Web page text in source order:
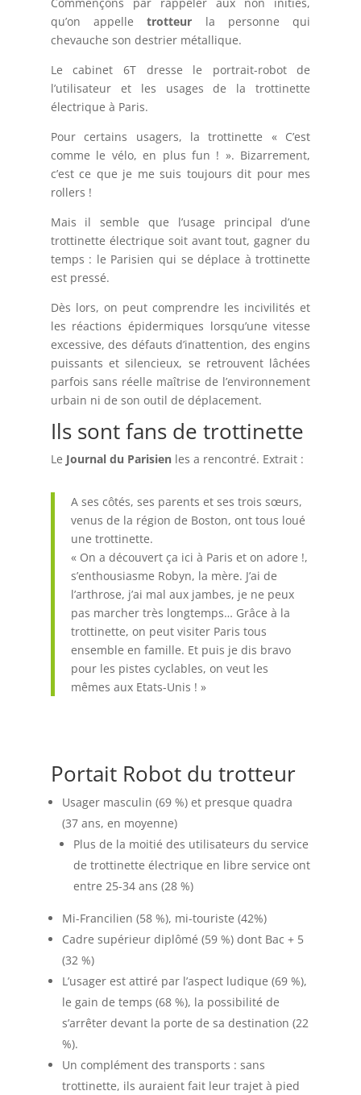
qu’on appelletrotteur la personne qui
chevauche son destrier métallique.
Le cabinet 6T dresse le portrait-robot de
l’utilisateur et les usages de la trottinette
électrique à Paris.
Pour certains usagers, la trottinette « C’est
comme le vélo, en plus fun ! ». Bizarrement,
c’est ce que je me suis toujours dit pour mes
rollers !
Mais il semble que l’usage principal d’une
trottinette électrique soit avant tout, gagner du
temps : le Parisien qui se déplace à trottinette
est pressé.
Dès lors, on peut comprendre les incivilités et
les réactions épidermiques lorsqu’une vitesse
excessive, des défauts d’inattention, des engins
puissants et silencieux, se retrouvent lâchées
parfois sans réelle maîtrise de l’environnement
urbain ni de son outil de déplacement.
Ils sont fans de trottinette
Le Journal du Parisienles a rencontré. Extrait :
A ses côtés, ses parents et ses trois sœurs,
venus de la région de Boston, ont tous loué
une trottinette.
« On a découvert ça ici à Paris et on adore !,
s’enthousiasme Robyn, la mère. J’ai de
l’arthrose, j’ai mal aux jambes, je ne peux
pas marcher très longtemps… Grâce à la
trottinette, on peut visiter Paris tous
ensemble en famille. Et puis je dis bravo
pour les pistes cyclables, on veut les
mêmes aux Etats-Unis ! »
Portait Robot du trotteur
Usager masculin (69 %) et presque quadra
(37 ans, en moyenne)
Plus de la moitié des utilisateurs du service
de trottinette électrique en libre service ont
entre 25-34 ans (28 %)
Mi-Francilien (58 %), mi-touriste (42%)
Cadre supérieur diplômé (59 %) dont Bac + 5
(32 %)
L’usager est attiré par l’aspect ludique (69 %),
le gain de temps (68 %), la possibilité de
s’arrêter devant la porte de sa destination (22
%).
Un complément des transports : sans
trottinette, ils auraient fait leur trajet à pied